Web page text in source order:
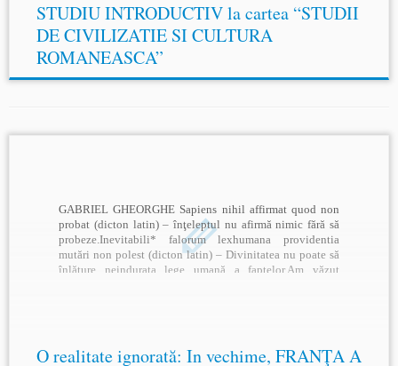
STUDIU INTRODUCTIV la cartea “STUDII
DE CIVILIZATIE SI CULTURA
ROMANEASCA”
GABRIEL GHEORGHE Sapiens nihil affirmat quod non
probat (dicton latin) – înţeleptul nu afirmă nimic fără să
probeze.Inevitabili* falorum lexhumana providentia
mutări non polest (dicton latin) – Divinitatea nu poate să
înlăture neindurata lege umană a faptelor.Am văzut
O realitate ignorată: In vechime, FRANŢA A